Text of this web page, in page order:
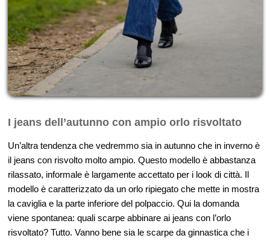
I jeans dell’autunno con ampio orlo risvoltato
Un’altra tendenza che vedremmo sia in autunno che in inverno è
il jeans con risvolto molto ampio. Questo modello è abbastanza
rilassato, informale è largamente accettato per i look di città. Il
modello è caratterizzato da un orlo ripiegato che mette in mostra
la caviglia e la parte inferiore del polpaccio. Qui la domanda
viene spontanea: quali scarpe abbinare ai jeans con l’orlo
risvoltato? Tutto. Vanno bene sia le scarpe da ginnastica che i